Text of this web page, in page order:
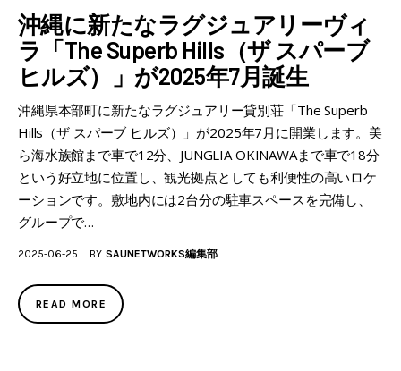
沖縄に新たなラグジュアリーヴィ
ラ「The Superb Hills（ザ スパーブ
ヒルズ）」が2025年7月誕生
沖縄県本部町に新たなラグジュアリー貸別荘「The Superb
Hills（ザ スパーブ ヒルズ）」が2025年7月に開業します。美
ら海水族館まで車で12分、JUNGLIA OKINAWAまで車で18分
という好立地に位置し、観光拠点としても利便性の高いロケ
ーションです。敷地内には2台分の駐車スペースを完備し、
グループで…
2025-06-25 BY SAUNETWORKS編集部
READ MORE